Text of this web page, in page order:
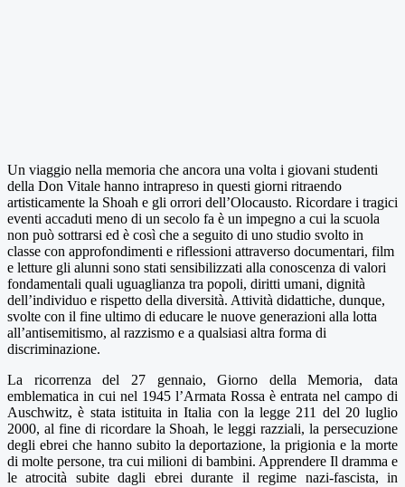
Un viaggio nella memoria che ancora una volta i giovani studenti
della Don Vitale hanno intrapreso in questi giorni ritraendo
artisticamente la Shoah e gli orrori dell’Olocausto. Ricordare i tragici
eventi accaduti meno di un secolo fa è un impegno a cui la scuola
non può sottrarsi ed è così che a seguito di uno studio svolto in
classe con approfondimenti e riflessioni attraverso documentari, film
e letture gli alunni sono stati sensibilizzati alla conoscenza di valori
fondamentali quali uguaglianza tra popoli, diritti umani, dignità
dell’individuo e rispetto della diversità. Attività didattiche, dunque,
svolte con il fine ultimo di educare le nuove generazioni alla lotta
all’antisemitismo, al razzismo e a qualsiasi altra forma di
discriminazione.
La ricorrenza del 27 gennaio, Giorno della Memoria, data
emblematica in cui nel 1945 l’Armata Rossa è entrata nel campo di
Auschwitz, è stata istituita in Italia con la legge 211 del 20 luglio
2000, al fine di ricordare la Shoah, le leggi razziali, la persecuzione
degli ebrei che hanno subito la deportazione, la prigionia e la morte
di molte persone, tra cui milioni di bambini. Apprendere Il dramma e
le atrocità subite dagli ebrei durante il regime nazi-fascista, in